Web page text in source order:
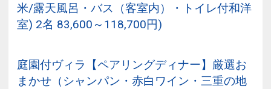
米/露天風呂・バス（客室内）・トイレ付和洋
室) 2名 83,600～118,700円)
庭園付ヴィラ【ペアリングディナー】厳選お
まかせ（シャンパン・赤白ワイン・三重の地